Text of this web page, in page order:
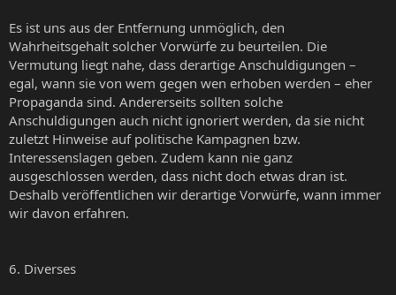
Es ist uns aus der Entfernung unmöglich, den
Wahrheitsgehalt solcher Vorwürfe zu beurteilen. Die
Vermutung liegt nahe, dass derartige Anschuldigungen –
egal, wann sie von wem gegen wen erhoben werden – eher
Propaganda sind. Andererseits sollten solche
Anschuldigungen auch nicht ignoriert werden, da sie nicht
zuletzt Hinweise auf politische Kampagnen bzw.
Interessenslagen geben. Zudem kann nie ganz
ausgeschlossen werden, dass nicht doch etwas dran ist.
Deshalb veröffentlichen wir derartige Vorwürfe, wann immer
wir davon erfahren.
6. Diverses